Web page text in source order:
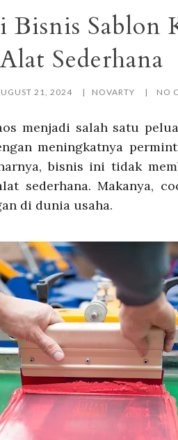
Sablon
Alat Sederhana
21, 2024 NOVARTY NO
menjadi salah satu
meningkatnya
bisnis ini tidak
sederhana. Makanya,
di dunia usaha.